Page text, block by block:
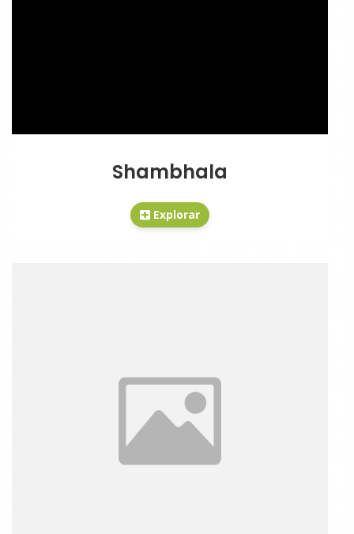
Shambhala
Explorar